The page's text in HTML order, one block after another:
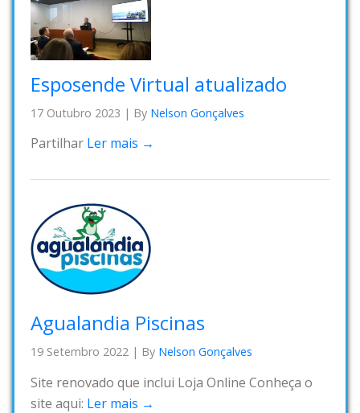
Esposende Virtual atualizado
17 Outubro 2023 | By Nelson Gonçalves
Partilhar Ler mais →
Agualandia Piscinas
19 Setembro 2022 | By Nelson Gonçalves
Site renovado que inclui Loja Online Conheça o
site aqui: Ler mais →